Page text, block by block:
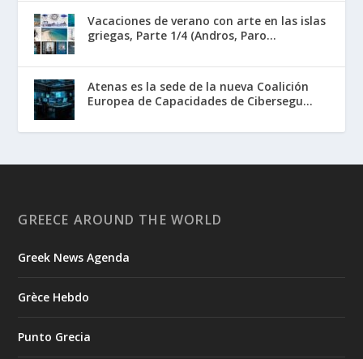
Vacaciones de verano con arte en las islas
griegas, Parte 1/4 (Andros, Paro...
Atenas es la sede de la nueva Coalición
Europea de Capacidades de Cibersegu...
GREECE AROUND THE WORLD
Greek News Agenda
Grèce Hebdo
Punto Grecia